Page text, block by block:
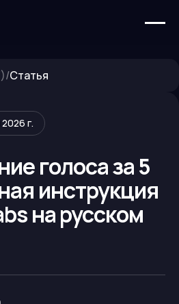
/Статья
г.
голоса за 5
инструкция
на русском